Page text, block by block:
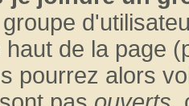
haut de la page
pourrez alors